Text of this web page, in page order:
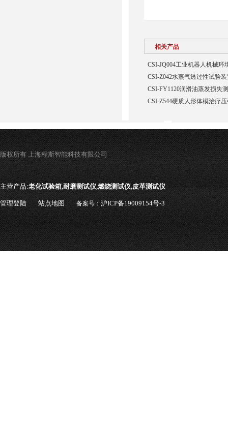
相关产品
CSI-JQ004工业机器人机械
CSI-Z042水蒸气透过性试验
CSI-FY1120润滑油蒸发损失
CSI-Z544硬质人形体模治疗
版权所有 上海程斯智能科技有限公司
主营产品:老化试验箱,耐磨测试仪,燃烧测试仪,皮革测试仪
管理登陆 站点地图 备案号：沪ICP备19009154号-3